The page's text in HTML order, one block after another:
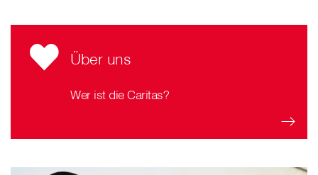
Über uns
Wer ist die Caritas?